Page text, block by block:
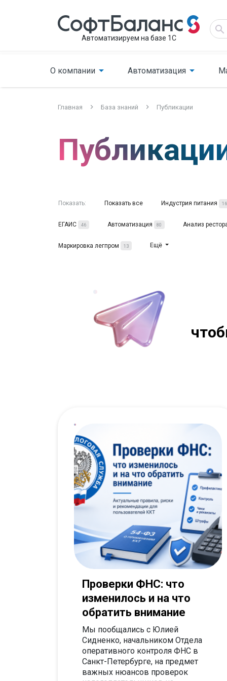
Автоматизируем на базе 1С
О компании Автоматизация
Главная База знаний Публикации
Показать: Показать все Индустрия питания
ЕГАИС 46 Автоматизация 80 Анализ
Маркировка легпром 13 Ещё
Проверки ФНС: что
изменилось и на что
обратить внимание
Мы пообщались с Юлией
Сидненко, начальником Отдела
оперативного контроля ФНС в
Санкт-Петербурге, на предмет
важных нюансов проверок